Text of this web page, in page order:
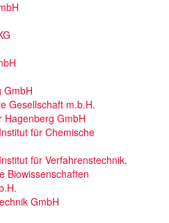
GmbH
Gesellschaft m.b.H.
Hagenberg GmbH
für Chemische
für Verfahrenstechnik,
Biowissenschaften
GmbH